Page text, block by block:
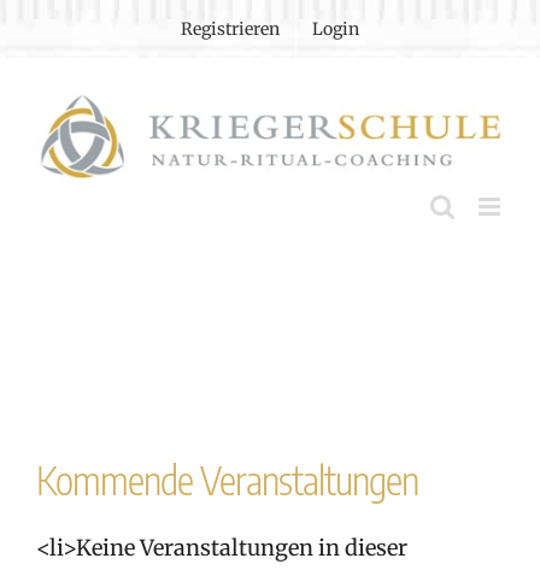
springen
Registrieren Login
Kommende Veranstaltungen
<li>Keine Veranstaltungen in dieser